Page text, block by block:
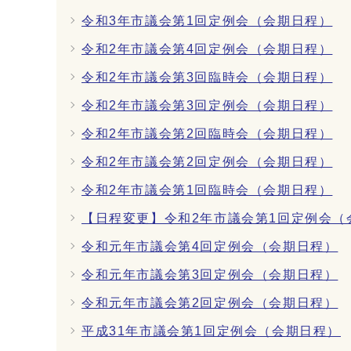
令和3年市議会第1回定例会（会期日程）
令和2年市議会第4回定例会（会期日程）
令和2年市議会第3回臨時会（会期日程）
令和2年市議会第3回定例会（会期日程）
令和2年市議会第2回臨時会（会期日程）
令和2年市議会第2回定例会（会期日程）
令和2年市議会第1回臨時会（会期日程）
【日程変更】令和2年市議会第1回定例会
令和元年市議会第4回定例会（会期日程）
令和元年市議会第3回定例会（会期日程）
令和元年市議会第2回定例会（会期日程）
平成31年市議会第1回定例会（会期日程）